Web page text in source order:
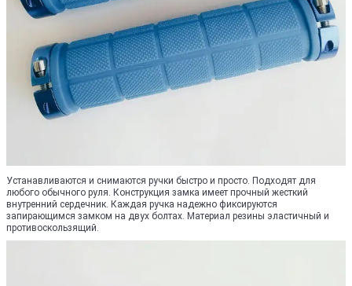
Устанавливаются и снимаются ручки быстро и просто. Подходят для
любого обычного руля. Конструкция замка имеет прочный жесткий
внутренний сердечник. Каждая ручка надежно фиксируются
запирающимся замком на двух болтах. Материал резины эластичный и
противоскользящий.